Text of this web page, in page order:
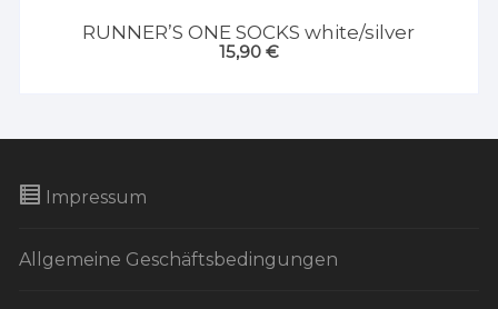
RUNNER’S ONE SOCKS white/silver
15,90 €
Impressum
Allgemeine Geschäftsbedingungen